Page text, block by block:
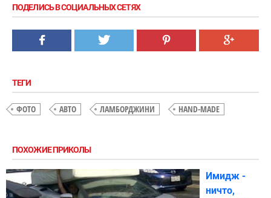
ПОДЕЛИСЬ В СОЦИАЛЬНЫХ СЕТЯХ
ТЕГИ
ФОТО АВТО ЛАМБОРДЖИНИ HAND-MADE
ПОХОЖИЕ ПРИКОЛЫ
Имидж -
ничто,